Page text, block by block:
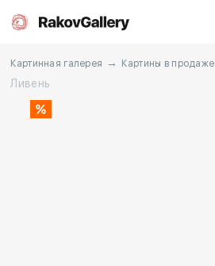
Москва
Картинная галерея → Картины в продаже
Ливень